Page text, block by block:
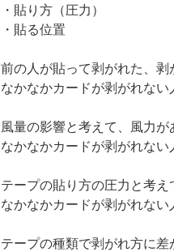
・貼り方（圧力）
・貼る位置
前の人が貼って剥がれた、
なかなかカードが剥がれない
風量の影響と考えて、風力
なかなかカードが剥がれない
テープの貼り方の圧力と考
なかなかカードが剥がれない
テープの種類で剥がれ方に